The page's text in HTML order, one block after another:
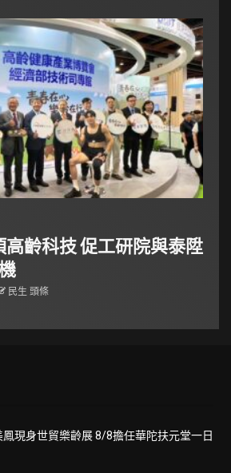
高齡科技 促工研院與泰陞
民生 頭條
現身世貿樂齡展 8/8擔任華陀扶元堂一日